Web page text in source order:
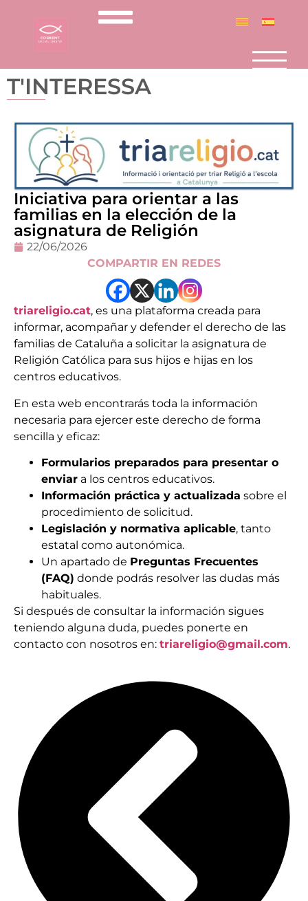
T'INTERESSA
Iniciativa para orientar a las
familias en la elección de la
asignatura de Religión
22/06/2026
COMPARTIR EN REDES
triareligio.cat, es una plataforma creada para
informar, acompañar y defender el derecho de las
familias de Cataluña a solicitar la asignatura de
Religión Católica para sus hijos e hijas en los
centros educativos.
En esta web encontrarás toda la información
necesaria para ejercer este derecho de forma
sencilla y eficaz:
Formularios preparados para presentar o
enviar a los centros educativos.
Información práctica y actualizada sobre el
procedimiento de solicitud.
Legislación y normativa aplicable, tanto
estatal como autonómica.
Un apartado de Preguntas Frecuentes
(FAQ) donde podrás resolver las dudas más
habituales.
Si después de consultar la información sigues
teniendo alguna duda, puedes ponerte en
contacto con nosotros en: triareligio@gmail.com.